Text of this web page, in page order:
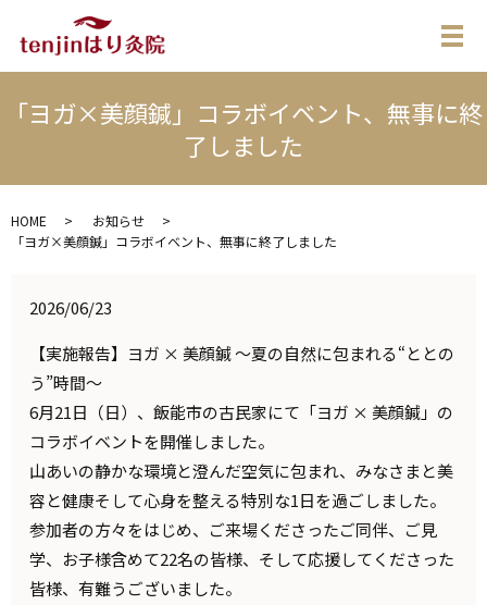
メ
「ヨガ×美顔鍼」コラボイベント、無事に終
了しました
HOME
お知らせ
「ヨガ×美顔鍼」コラボイベント、無事に終了しました
2026/06/23
【実施報告】ヨガ × 美顔鍼 ～夏の自然に包まれる“ととの
う”時間～
6月21日（日）、飯能市の古民家にて「ヨガ × 美顔鍼」の
コラボイベントを開催しました。
山あいの静かな環境と澄んだ空気に包まれ、みなさまと美
容と健康そして心身を整える特別な1日を過ごしました。
参加者の方々をはじめ、ご来場くださったご同伴、ご見
学、お子様含めて22名の皆様、そして応援してくださった
皆様、有難うございました。